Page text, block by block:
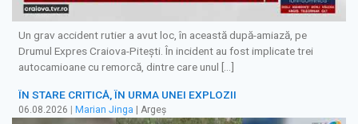
Un grav accident rutier a avut loc, în această după-amiază, pe
Drumul Expres Craiova-Pitești. În incident au fost implicate trei
autocamioane cu remorcă, dintre care unul […]
ÎN STARE CRITICĂ, ÎN URMA UNEI EXPLOZII
06.08.2026 | Marian Jinga | Argeș